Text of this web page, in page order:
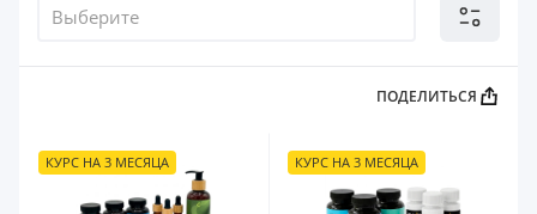
Выберите
ПОДЕЛИТЬСЯ
КУРС НА 3 МЕСЯЦА КУРС НА 3 МЕСЯЦА